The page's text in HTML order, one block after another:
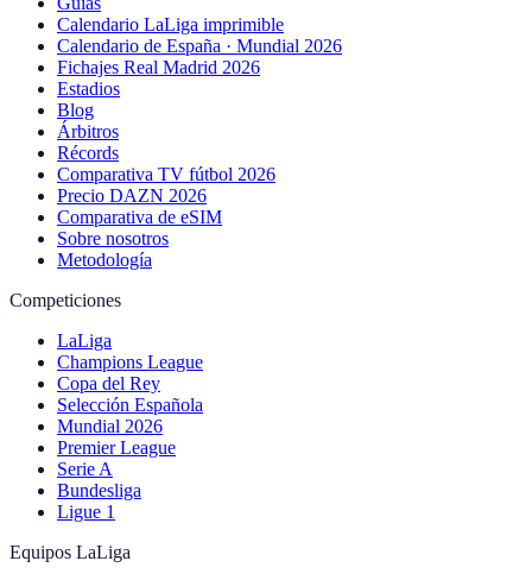
Calendario LaLiga imprimible
Calendario de España · Mundial 2026
Fichajes Real Madrid 2026
Estadios
Blog
Árbitros
Récords
Comparativa TV fútbol 2026
Precio DAZN 2026
Comparativa de eSIM
Sobre nosotros
Metodología
Competiciones
LaLiga
Champions League
Copa del Rey
Selección Española
Mundial 2026
Premier League
Serie A
Bundesliga
Ligue 1
Equipos LaLiga